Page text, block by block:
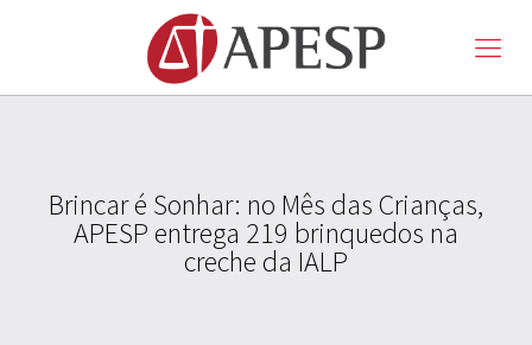
Brincar é Sonhar: no Mês das Crianças,
APESP entrega 219 brinquedos na
creche da IALP